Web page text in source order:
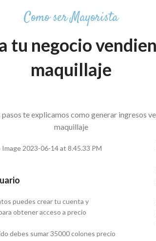
Como ser Mayorista
tu negocio
maquillaje
pasos te explicamos como generar ingresos
maquillaje
puedes crear tu cuenta y
obtener acceso a precio
debes sumar 35000 colones precio